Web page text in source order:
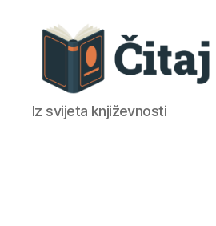
Čitaj
mi
Iz svijeta književnosti